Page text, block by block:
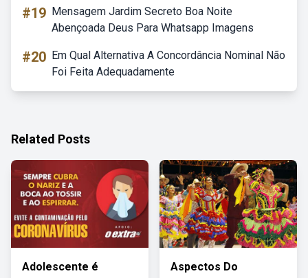
#19 Mensagem Jardim Secreto Boa Noite
Abençoada Deus Para Whatsapp Imagens
#20 Em Qual Alternativa A Concordância Nominal Não
Foi Feita Adequadamente
Related Posts
Adolescente é
Aspectos Do